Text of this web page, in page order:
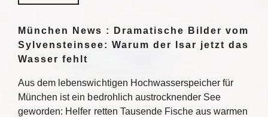
München News : Dramatische Bilder vom
Sylvensteinsee: Warum der Isar jetzt das
Wasser fehlt
Aus dem lebenswichtigen Hochwasserspeicher für
München ist ein bedrohlich austrocknender See
geworden: Helfer retten Tausende Fische aus warmen